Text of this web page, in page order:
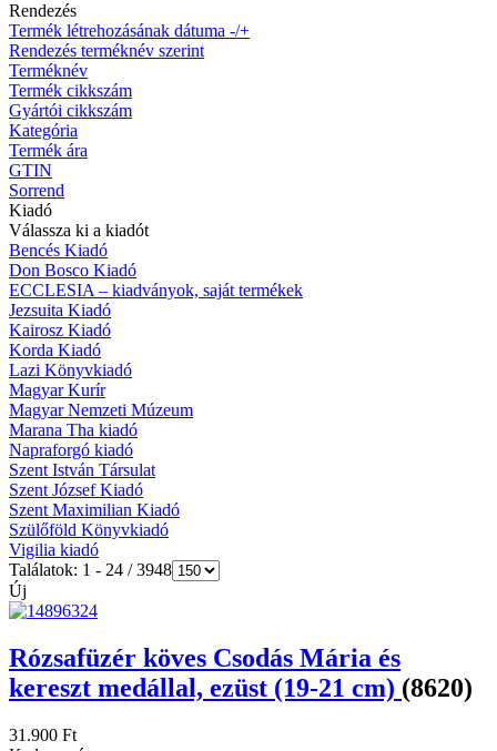
Rendezés
Termék létrehozásának dátuma -/+
Rendezés terméknév szerint
Terméknév
Termék cikkszám
Gyártói cikkszám
Kategória
Termék ára
GTIN
Sorrend
Kiadó
Válassza ki a kiadót
Bencés Kiadó
Don Bosco Kiadó
ECCLESIA – kiadványok, saját termékek
Jezsuita Kiadó
Kairosz Kiadó
Korda Kiadó
Lazi Könyvkiadó
Magyar Kurír
Magyar Nemzeti Múzeum
Marana Tha kiadó
Napraforgó kiadó
Szent István Társulat
Szent József Kiadó
Szent Maximilian Kiadó
Szülőföld Könyvkiadó
Vigilia kiadó
Találatok: 1 - 24 / 3948
Új
Rózsafüzér köves Csodás Mária és
kereszt medállal, ezüst (19-21 cm) (8620)
31.900 Ft